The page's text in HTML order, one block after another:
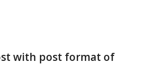
with post format of